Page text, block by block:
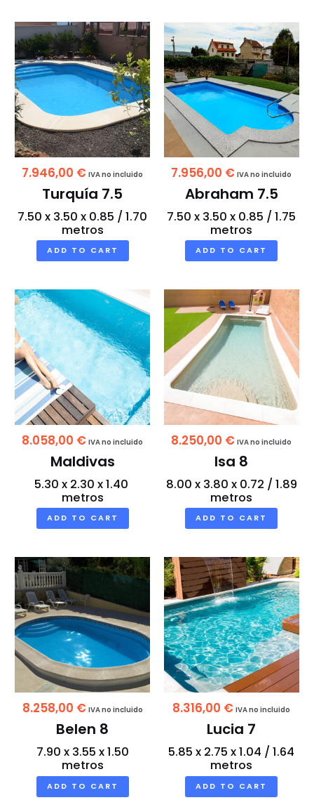
7.946,00 € IVA no incluido
Turquía 7.5
7.50 x 3.50 x 0.85 / 1.70
metros
ADD TO CART
7.956,00 € IVA no incluido
Abraham 7.5
7.50 x 3.50 x 0.85 / 1.75
metros
ADD TO CART
8.058,00 € IVA no incluido
Maldivas
5.30 x 2.30 x 1.40
metros
ADD TO CART
8.250,00 € IVA no incluido
Isa 8
8.00 x 3.80 x 0.72 / 1.89
metros
ADD TO CART
8.258,00 € IVA no incluido
Belen 8
7.90 x 3.55 x 1.50
metros
ADD TO CART
8.316,00 € IVA no incluido
Lucia 7
5.85 x 2.75 x 1.04 / 1.64
metros
ADD TO CART